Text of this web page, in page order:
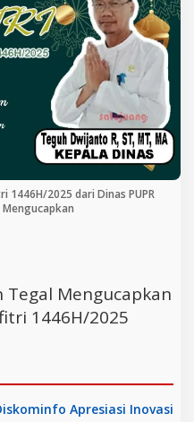
1446H/2025 dari Dinas PUPR
Tegal Mengucapkan
1446H/2025
Apresiasi Inovasi